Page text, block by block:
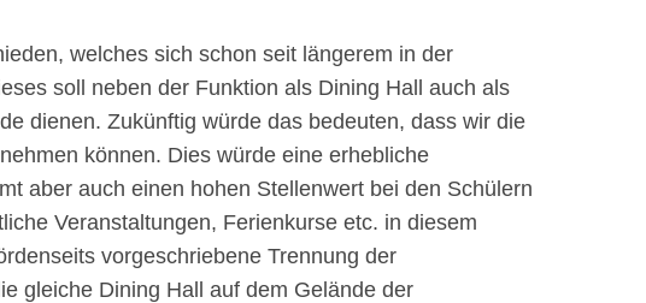
welches sich schon seit längerem in der
soll neben der Funktion als Dining Hall auch als
dienen. Zukünftig würde das bedeuten, dass wir die
können. Dies würde eine erhebliche
aber auch einen hohen Stellenwert bei den Schülern
Veranstaltungen, Ferienkurse etc. in diesem
vorgeschriebene Trennung der
gleiche Dining Hall auf dem Gelände der